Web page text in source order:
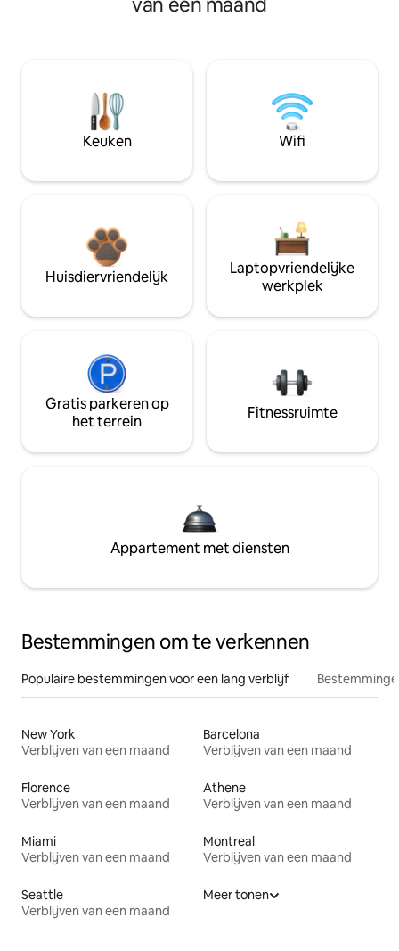
Keuken Wifi
Huisdiervriendelijk
Laptopvriendelijke
werkplek
Gratis parkeren op
het terrein
Fitnessruimte
Appartement met diensten
Bestemmingen om te verkennen
Populaire bestemmingen voor een lang verblijf
New York
Verblijven van een maand
Barcelona
Verblijven van een maand
Florence
Verblijven van een maand
Athene
Verblijven van een maand
Miami
Verblijven van een maand
Montreal
Verblijven van een maand
Seattle
Verblijven van een maand
Meer tonen